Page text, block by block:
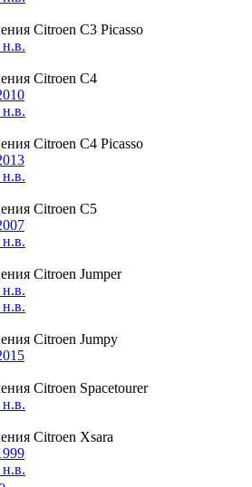
Citroen C3 Picasso
н.в.
Citroen C4
н.в.
Citroen C4 Picasso
н.в.
Citroen C5
н.в.
Citroen Jumper
н.в.
н.в.
Citroen Jumpy
Citroen Spacetourer
н.в.
Citroen Xsara
н.в.